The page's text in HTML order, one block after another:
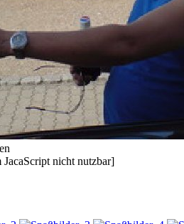
nicht nutzbar]